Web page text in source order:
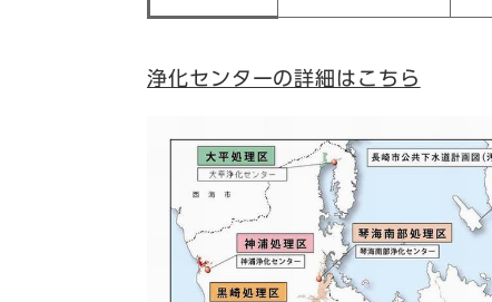
浄化センターの詳細はこちら